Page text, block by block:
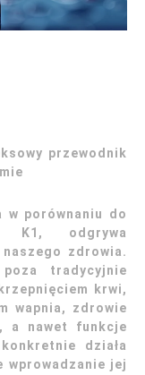
przewodnik
w porównaniu do
K1, odgrywa
zdrowia.
tradycyjnie
krwi,
wapnia, zdrowie
a nawet funkcje
działa
wprowadzanie jej